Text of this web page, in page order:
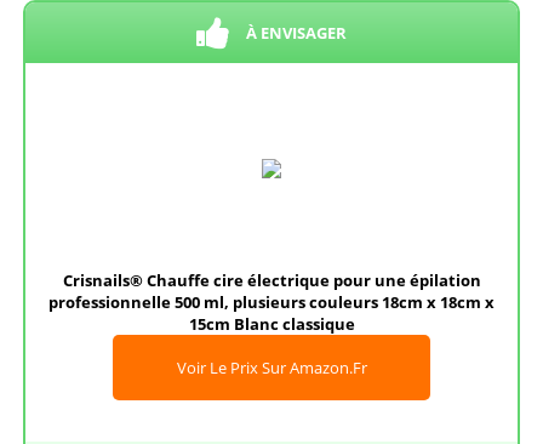
À ENVISAGER
Crisnails® Chauffe cire électrique pour une épilation
professionnelle 500 ml, plusieurs couleurs 18cm x 18cm x
15cm Blanc classique
Voir Le Prix Sur Amazon.fr